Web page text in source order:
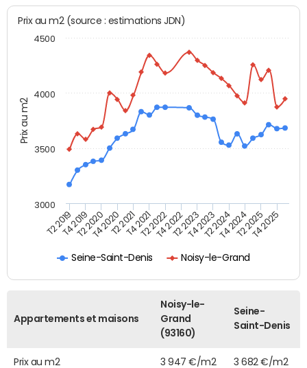
Prix au m2
Prix au m2 (source : estimations JDN)
Seine-Saint-Denis Noisy-le-Grand
T2 2019T4 2019T2 2020T4 2020T2 2021T4 2021T2 2022T4 2022T2 2023T4 2023T2 2024T4 2024T2 2025T4 2025
3000
3500
4000
4500
Appartements et maisons
Noisy-le-
Grand
(93160)
Seine-
Saint-Denis
Prix au m2 3 947 €/m2 3 682 €/m2